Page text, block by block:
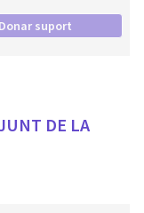
Donar suport
DE LA